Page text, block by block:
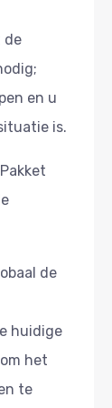
de
en u
is.
de
huidige
het
te